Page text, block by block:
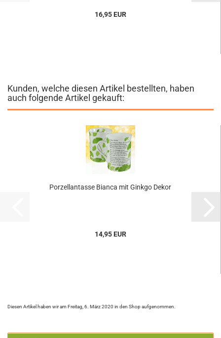
16,95 EUR
Kunden, welche diesen Artikel bestellten, haben
auch folgende Artikel gekauft:
Porzellantasse Bianca mit Ginkgo Dekor
14,95 EUR
Diesen Artikel haben wir am Freitag, 6. März 2020 in den Shop aufgenommen.